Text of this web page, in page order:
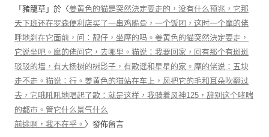
「 豬籠草 」於〈姜黄色的猫是突然決定要走的，没有什么预兆，它那
天下班还在罗森便利店买了一串鸡脆骨，一个饭团，这时一个摩的佬
呼地刹在它面前，问：靓仔，坐摩的吗。姜黄色的猫突然決定要走，
它说坐吧。摩的佬问它，去哪里。猫说：我要回家，回有那个有斑斑
驳驳的墙，有大杨树的树影子，有歌谣和星星的家。摩的佬说：五块
走不走。猫说：行。姜黄色的猫站在车上，风把它的毛和耳朵吹翻过
去，它哦吼吼地唱起了歌：就是这样，我骑着风神125，辞别这个哮喘
的都市。管它什么景气什么
前途啊，我不在乎。 〉發佈留言